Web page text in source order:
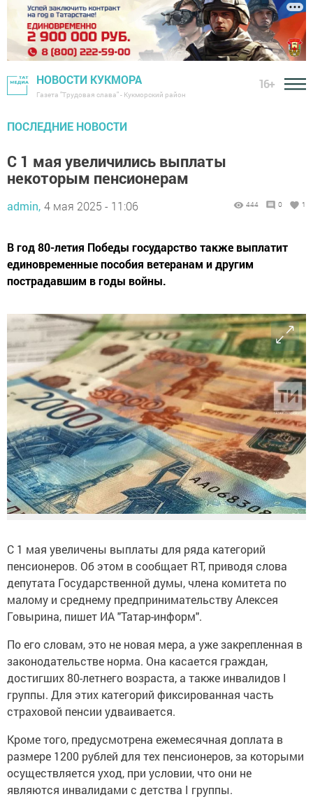
НОВОСТИ КУКМОРА
Газета "Трудовая слава" - Кукморский район
16+
ПОСЛЕДНИЕ НОВОСТИ
С 1 мая увеличились выплаты
некоторым пенсионерам
admin, 4 мая 2025 - 11:06 444 0 1
В год 80-летия Победы государство также выплатит
единовременные пособия ветеранам и другим
пострадавшим в годы войны.
С 1 мая увеличены выплаты для ряда категорий
пенсионеров. Об этом в сообщает RT, приводя слова
депутата Государственной думы, члена комитета по
малому и среднему предпринимательству Алексея
Говырина, пишет ИА "Татар-информ".
По его словам, это не новая мера, а уже закрепленная в
законодательстве норма. Она касается граждан,
достигших 80-летнего возраста, а также инвалидов I
группы. Для этих категорий фиксированная часть
страховой пенсии удваивается.
Кроме того, предусмотрена ежемесячная доплата в
размере 1200 рублей для тех пенсионеров, за которыми
осуществляется уход, при условии, что они не
являются инвалидами с детства I группы.